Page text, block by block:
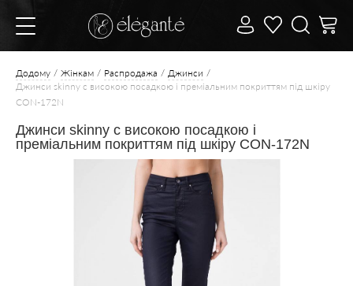
Додому Жінкам Распродажа
Джинси
Джинси skinny c високою посадкою і преміальним покриттям під шкіру
CON-172N
Джинси skinny c високою посадкою і
преміальним покриттям під шкіру CON-172N